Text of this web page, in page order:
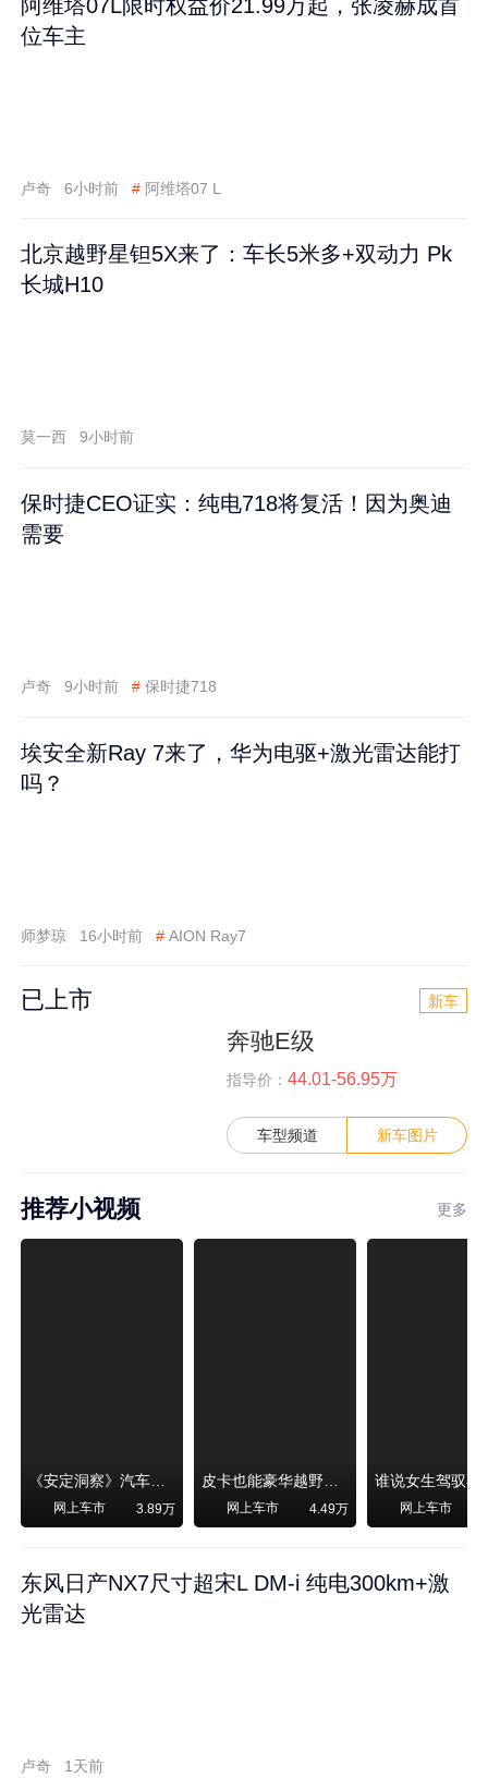
阿维塔07L限时权益价21.99万起，张凌赫成首
位车主
卢奇 6小时前 # 阿维塔07 L
北京越野星钽5X来了：车长5米多+双动力 Pk
长城H10
莫一西 9小时前
保时捷CEO证实：纯电718将复活！因为奥迪
需要
卢奇 9小时前 # 保时捷718
埃安全新Ray 7来了，华为电驱+激光雷达能打
吗？
师梦琼 16小时前 # AION Ray7
已上市 新车
奔驰E级
指导价： 44.01-56.95万
车型频道 新车图片
推荐小视频 更多
《安定洞察》汽车烧不烧油，和石油安全无关！
网上车市 3.89万
皮卡也能豪华越野！纵横F700上市，限时卖29.99万起
网上车市 4.49万 网上车市
东风日产NX7尺寸超宋L DM-i 纯电300km+激
光雷达
卢奇 1天前